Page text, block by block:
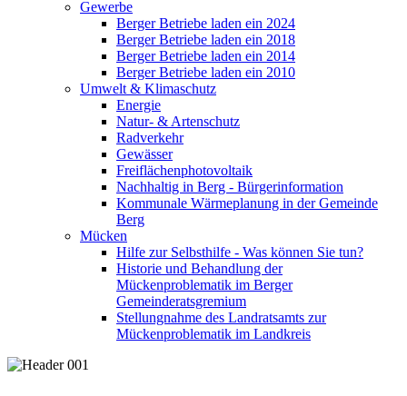
Gewerbe
Berger Betriebe laden ein 2024
Berger Betriebe laden ein 2018
Berger Betriebe laden ein 2014
Berger Betriebe laden ein 2010
Umwelt & Klimaschutz
Energie
Natur- & Artenschutz
Radverkehr
Gewässer
Freiflächenphotovoltaik
Nachhaltig in Berg - Bürgerinformation
Kommunale Wärmeplanung in der Gemeinde
Berg
Mücken
Hilfe zur Selbsthilfe - Was können Sie tun?
Historie und Behandlung der
Mückenproblematik im Berger
Gemeinderatsgremium
Stellungnahme des Landratsamts zur
Mückenproblematik im Landkreis